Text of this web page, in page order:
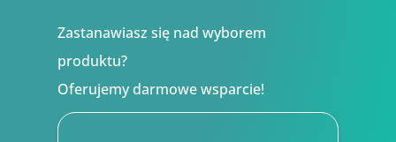
Zastanawiasz się nad wyborem
produktu?
Oferujemy darmowe wsparcie!